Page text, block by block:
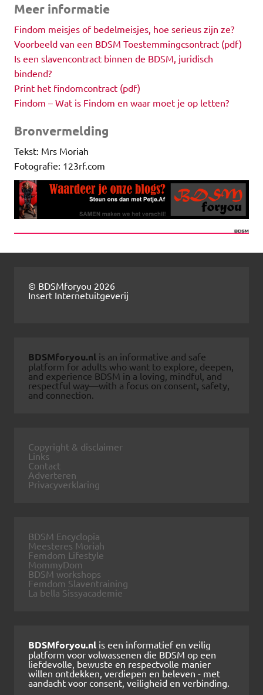
Meer informatie
Findom meisjes of bedelmeisjes, hoe serieus zijn ze?
Voorbeeld van een BDSM Toestemmingcsontract (pdf)
Is een slavencontract binnen de BDSM, juridisch
bindend?
Print het findomcontract (pdf)
Findom – Wat is Findom en waar moet je op letten?
Bronvermelding
Tekst: Mrs Moriah
Fotografie: 123rf.com
© BDSMforyou 2026
Insert Internetuitgeverij
BDSMforyou.nl is an informative and safe
platform for adults who want to explore, deepen,
and experience BDSM in a loving, mindful, and
respectful way—with a focus on consent, safety,
and connection.
Copyright & disclaimer
Links
Contact
Adverteren
Privacyverklaring
BDSM Encyclopia
Meesteres Moriah
Femdom Lifestyle
MommyDom
BDSM workshops
Femdom Slaventraining
La bella Sissyacademie
BDSMforyou.nl is een informatief en veilig
platform voor volwassenen die BDSM op een
liefdevolle, bewuste en respectvolle manier
willen ontdekken, verdiepen en beleven - met
aandacht voor consent, veiligheid en verbinding.